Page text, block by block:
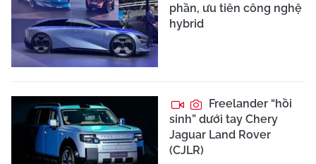
phần, ưu tiên công nghệ
hybrid
Freelander “hồi
sinh” dưới tay Chery
Jaguar Land Rover
(CJLR)